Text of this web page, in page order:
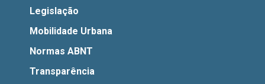
Legislação
Mobilidade Urbana
Normas ABNT
Transparência